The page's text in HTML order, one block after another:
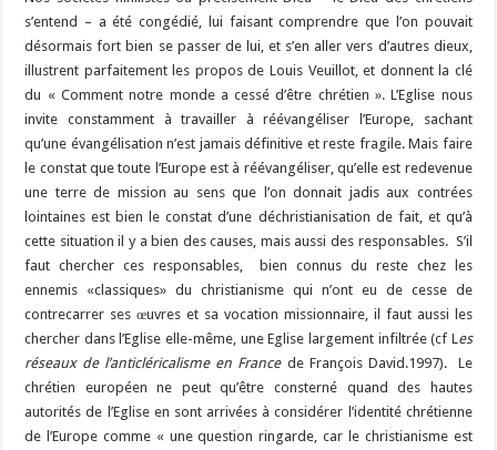
s’entend – a été congédié, lui faisant comprendre que l’on pouvait
désormais fort bien se passer de lui, et s’en aller vers d’autres dieux,
illustrent parfaitement les propos de Louis Veuillot, et donnent la clé
du « Comment notre monde a cessé d’être chrétien ». L’Eglise nous
invite constamment à travailler à réévangéliser l’Europe, sachant
qu’une évangélisation n’est jamais définitive et reste fragile. Mais faire
le constat que toute l’Europe est à réévangéliser, qu’elle est redevenue
une terre de mission au sens que l’on donnait jadis aux contrées
lointaines est bien le constat d’une déchristianisation de fait, et qu’à
cette situation il y a bien des causes, mais aussi des responsables. S’il
faut chercher ces responsables, bien connus du reste chez les
ennemis «classiques» du christianisme qui n’ont eu de cesse de
contrecarrer ses œuvres et sa vocation missionnaire, il faut aussi les
chercher dans l’Eglise elle-même, une Eglise largement infiltrée (cf L es
réseaux de l’anticléricalisme en Francede François David.1997). Le
chrétien européen ne peut qu’être consterné quand des hautes
autorités de l’Eglise en sont arrivées à considérer l’identité chrétienne
de l’Europe comme « une question ringarde, car le christianisme est